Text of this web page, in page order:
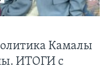
Камалы
ИТОГИ с